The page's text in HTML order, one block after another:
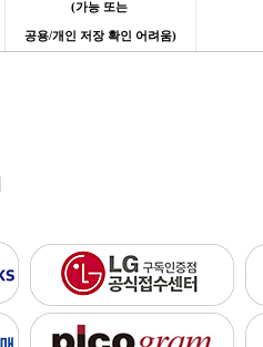
(가능 또는
공용/개인 저장 확인 어려움)